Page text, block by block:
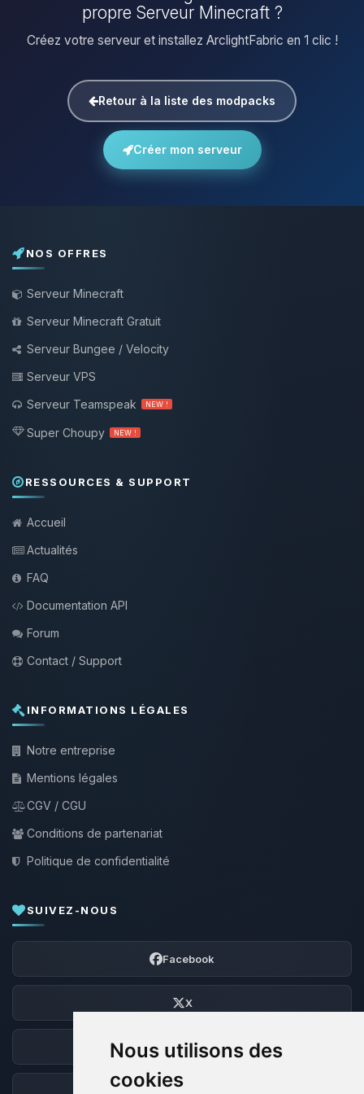
Nous utilisons des
cookies
propre Serveur Minecraft ?
Créez votre serveur et installez ArclightFabric en 1 clic !
Retour à la liste des modpacks
Créer mon serveur
NOS OFFRES
Serveur Minecraft
Serveur Minecraft Gratuit
Serveur Bungee / Velocity
Serveur VPS
Serveur Teamspeak
NEW !
Super Choupy NEW !
RESSOURCES & SUPPORT
Accueil
Actualités
FAQ
Documentation API
Forum
Contact / Support
INFORMATIONS LÉGALES
Notre entreprise
Mentions légales
CGV / CGU
Conditions de partenariat
Politique de confidentialité
SUIVEZ-NOUS
Facebook
X
Discord
Forum